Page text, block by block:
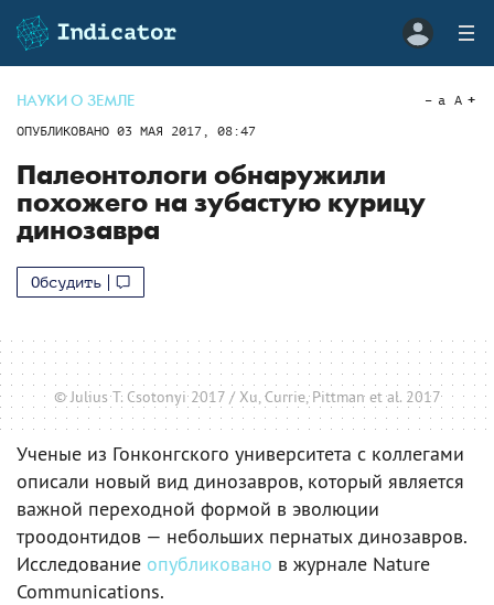
НАУКИ О ЗЕМЛЕ
ОПУБЛИКОВАНО 03 МАЯ 2017, 08:47
a A
Палеонтологи обнаружили
похожего на зубастую курицу
динозавра
Обсудить
© Julius T. Csotonyi 2017 / Xu, Currie, Pittman et al. 2017
Ученые из Гонконгского университета с коллегами
описали новый вид динозавров, который является
важной переходной формой в эволюции
троодонтидов — небольших пернатых динозавров.
Исследование опубликовано в журнале Nature
Communications.